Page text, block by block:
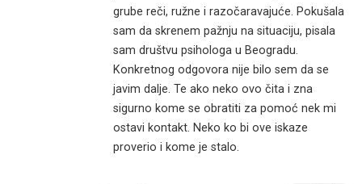
grube reči, ružne i razočaravajuće. Pokušala
sam da skrenem pažnju na situaciju, pisala
sam društvu psihologa u Beogradu.
Konkretnog odgovora nije bilo sem da se
javim dalje. Te ako neko ovo čita i zna
sigurno kome se obratiti za pomoć nek mi
ostavi kontakt. Neko ko bi ove iskaze
proverio i kome je stalo.